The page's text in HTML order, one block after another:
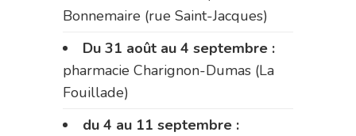
Bonnemaire (rue Saint-Jacques)
Du 31 août au 4 septembre :
pharmacie Charignon-Dumas (La
Fouillade)
du 4 au 11 septembre :